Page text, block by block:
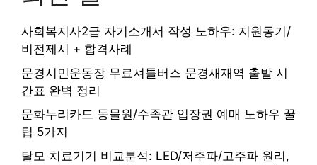
사회복지사2급 자기소개서 작성 노하우: 지원동기/
비전제시 + 합격사례
문경시민운동장 무료셔틀버스 문경새재역 출발 시
간표 완벽 정리
문화누리카드 동물원/수족관 입장권 예매 노하우 꿀
팁 5가지
탈모 치료기기 비교분석: LED/저주파/고주파 원리,